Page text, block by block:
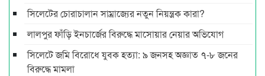
সিলেটের চোরাচালান সাম্রাজ্যের নতুন নিয়ন্ত্রক কারা?
লালপুর ফাঁড়ি ইনচার্জের বিরুদ্ধে মাসোয়ার নেয়ার অভিযোগ
সিলেটে জমি বিরোধে যুবক হত্যা: ৯ জনসহ অজ্ঞাত ৭-৮ জনের
বিরুদ্ধে মামলা